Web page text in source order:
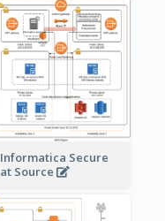
Informatica Secure
at Source